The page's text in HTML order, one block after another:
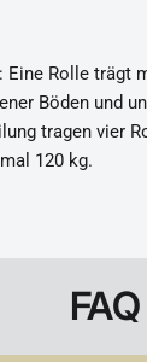
Eine Rolle trägt
Böden und
tragen vier
120 kg.
FAQ